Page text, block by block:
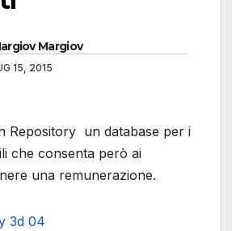
Margiov
15, 2015
Repository un database per i
che consenta però ai
una remunerazione.